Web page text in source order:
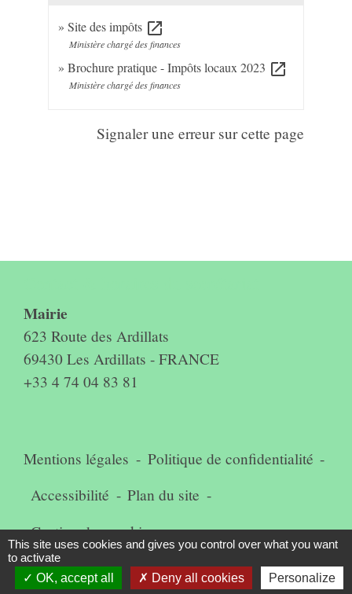
Site des impôts open_in_new
Ministère chargé des finances
Brochure pratique - Impôts locaux 2023 open_in_new
Ministère chargé des finances
Signaler une erreur sur cette page
Mairie
623 Route des Ardillats
69430 Les Ardillats - FRANCE
+33 4 74 04 83 81
Mentions légales - Politique de confidentialité -
Accessibilité - Plan du site -
Gestion des cookies
Site créé en partenariat avec Réseau des Communes
This site uses cookies and gives you control over what you want
to activate
OK, accept all
Deny all cookies Personalize